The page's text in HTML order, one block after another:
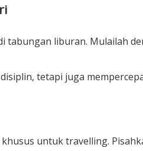
liburan. Mulailah
tetapi juga
untuk travelling.